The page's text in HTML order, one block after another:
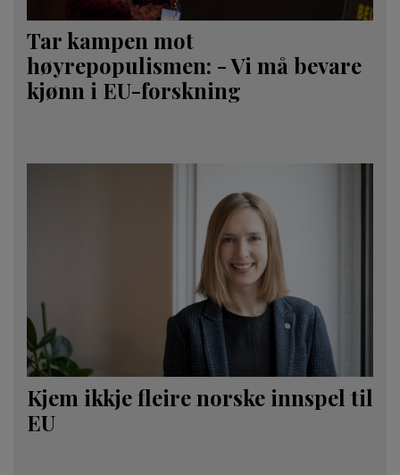
Tar kampen mot
høyrepopulismen: - Vi må bevare
kjønn i EU-forskning
Kjem ikkje fleire norske innspel til
EU